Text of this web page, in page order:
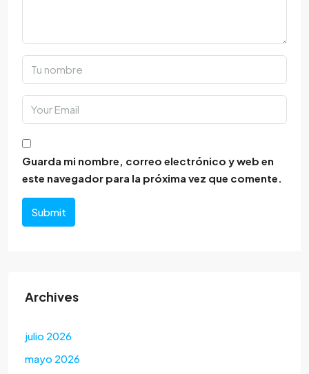
Guarda mi nombre, correo electrónico y web en
este navegador para la próxima vez que comente.
Submit
Archives
julio 2026
mayo 2026